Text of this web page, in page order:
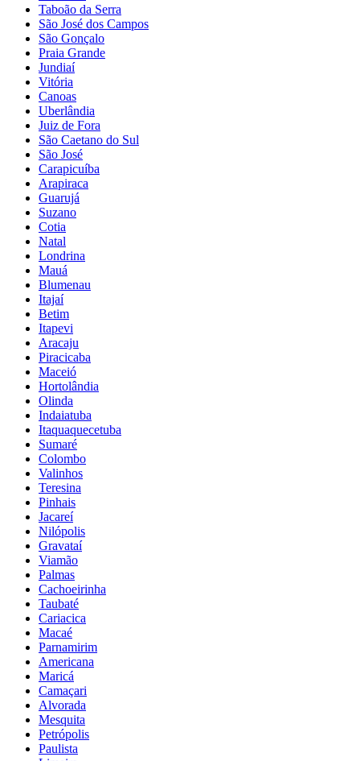
Taboão da Serra
São José dos Campos
São Gonçalo
Praia Grande
Jundiaí
Vitória
Canoas
Uberlândia
Juiz de Fora
São Caetano do Sul
São José
Carapicuíba
Arapiraca
Guarujá
Suzano
Cotia
Natal
Londrina
Mauá
Blumenau
Itajaí
Betim
Itapevi
Aracaju
Piracicaba
Maceió
Hortolândia
Olinda
Indaiatuba
Itaquaquecetuba
Sumaré
Colombo
Valinhos
Teresina
Pinhais
Jacareí
Nilópolis
Gravataí
Viamão
Palmas
Cachoeirinha
Taubaté
Cariacica
Macaé
Parnamirim
Americana
Maricá
Camaçari
Alvorada
Mesquita
Petrópolis
Paulista